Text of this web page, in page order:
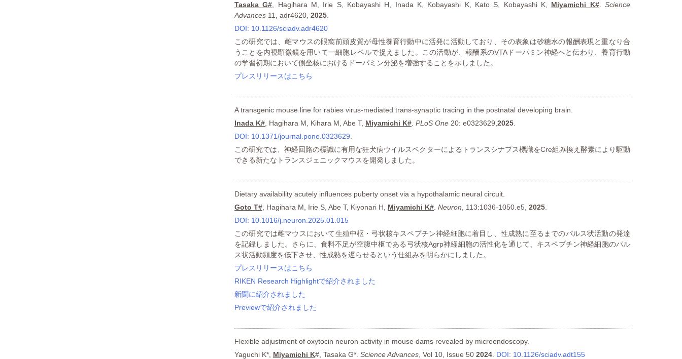
Tasaka G# , Hagihara M, Irie S, Kobayashi H, Inada K, Kobayashi K, Kato S, Kobayashi K, Miyamichi K#.Science
Advances 11, adr4620, 2025
DOI: 10.1126/sciadv.adr4620
この研究では、雌マウスの眼窩前頭皮質が母性養育行動中に活発に活動しており、その表象は砂糖水の報酬表現と重なり合
うことを内視顕微鏡を用いて一細胞レベルで捉えました。この活動が、報酬系のVTAドーパミン神経へと伝わり、養育行動
の学習初期において側坐核におけるドーパミン分泌を増強することを示しました。
プレスリリースはこちら
A transgenic mouse line for rabies virus-mediated trans-synaptic tracing in the postnatal developing brain.
Inada K# , Hagihara M, Kihara M, Abe T, Miyamichi K# PLoS One 20: e0323629, 2025
DOI: 10.1371/journal.pone.0323629.
この研究では、神経回路の標識に有用な狂犬病ウイルスベクターによるトランスシナプス標識をCre組み換え酵素により駆動
できる新たなトランスジェニックマウスを開発しました。
Dietary availability acutely influences puberty onset via a hypothalamic neural circuit.
Goto T# , Hagihara M, Irie S, Abe T, Kiyonari H, Miyamichi K# Neuron , 113:1036-1050.e5, 2025
DOI: 10.1016/j.neuron.2025.01.015
この研究では雌マウスにおいて生殖中枢・弓状核キスペプチン神経細胞に着目し、性成熟に至るまでのパルス状活動の発達
を記録しました。さらに、食料不足が空腹中枢である弓状核Agrp神経細胞の活性化を通じて、キスペプチン神経細胞のパル
ス状活動頻度を低下させ、性成熟を遅らせるという仕組みを明らかにしました。
プレスリリースはこちら
RIKEN Research Highlightで紹介されました
新聞に紹介されました
Previewで紹介されました
Flexible adjustment of oxytocin neuron activity in mouse dams revealed by microendoscopy.
Yaguchi K*, Miyamichi K#, Tasaka G*. Science Advances , Vol 10, Issue 50 2024 DOI: 10.1126/sciadv.adt155